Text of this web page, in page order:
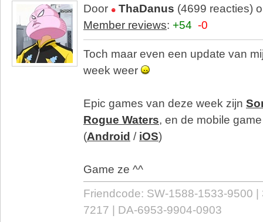
Door ThaDanus (4699 reacties)
Member reviews: +54 -0
Toch maar even een update van
week weer
Epic games van deze week zijn
Rogue Waters, en de mobile
(Android / iOS)
Game ze ^^
Friendcode: SW-1588-1533-9500
7217 | DA-6953-9904-0903